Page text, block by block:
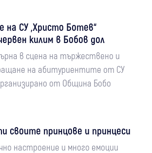
СУ „Христо Ботев“
килим в Бобов дол
в сцена на тържествено и
на абитуриентите от СУ
от Община Бобо
своите принцове и принцеси
настроение и много емоции